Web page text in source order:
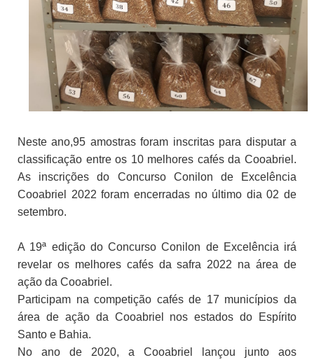
Neste ano,95 amostras foram inscritas para disputar a
classificação entre os 10 melhores cafés da Cooabriel.
As inscrições do Concurso Conilon de Excelência
Cooabriel 2022 foram encerradas no último dia 02 de
setembro.
A 19ª edição do Concurso Conilon de Excelência irá
revelar os melhores cafés da safra 2022 na área de
ação da Cooabriel.
Participam na competição cafés de 17 municípios da
área de ação da Cooabriel nos estados do Espírito
Santo e Bahia.
No ano de 2020, a Cooabriel lançou junto aos